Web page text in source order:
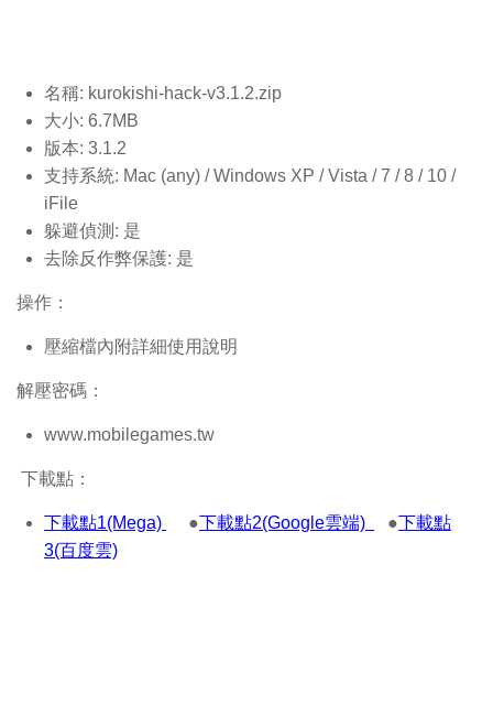
名稱: kurokishi-hack-v3.1.2.zip
大小: 6.7MB
版本: 3.1.2
支持系統: Mac (any) / Windows XP / Vista / 7 / 8 / 10 /
iFile
躲避偵測: 是
去除反作弊保護: 是
操作：
壓縮檔內附詳細使用說明
解壓密碼：
www.mobilegames.tw
下載點：
下載點1(Mega) ●下載點2(Google雲端) ●下載點
3(百度雲)